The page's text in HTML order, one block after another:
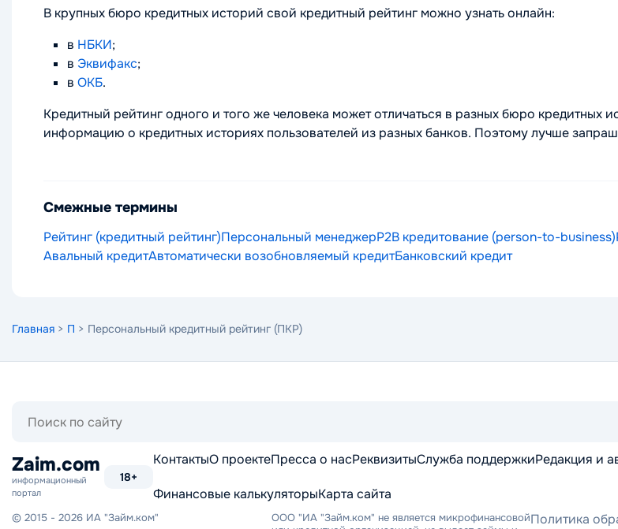
В крупных бюро кредитных историй свой кредитный рейтинг можно узнать онлайн:
в НБКИ;
в Эквифакс;
в ОКБ.
Кредитный рейтинг одного и того же человека может отличаться в разных бюро кредитных
информацию о кредитных историях пользователей из разных банков. Поэтому лучше
Смежные термины
Рейтинг (кредитный рейтинг)Персональный менеджерP2B кредитование (person-to-business)
Авальный кредитАвтоматически возобновляемый кредитБанковский кредит
Главная > П > Персональный кредитный рейтинг (ПКР)
Zaim.com
информационный
портал
18+
КонтактыО проектеПресса о насРеквизитыСлужба поддержкиРедакция и
Финансовые калькуляторыКарта сайта
© 2015 - 2026 ИА "Займ.ком"
ООО "ИА "Займ.ком" не является микрофинансовойПолитика